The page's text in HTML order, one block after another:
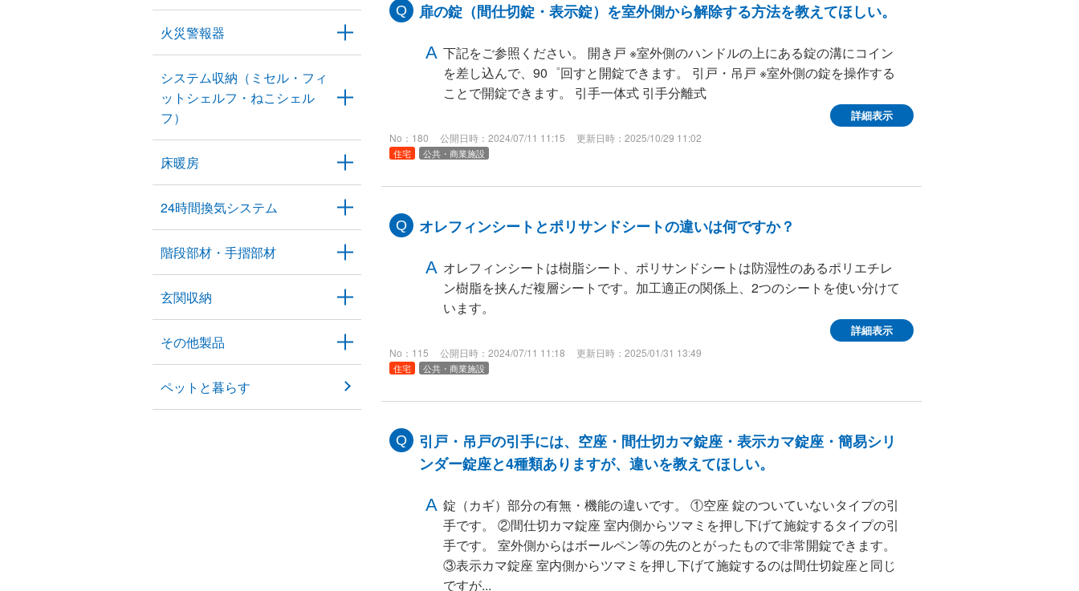
火災警報器
システム収納（ミセル・フィ
ットシェルフ・ねこシェル
フ）
床暖房
24時間換気システム
階段部材・手摺部材
玄関収納
その他製品
ペットと暮らす
扉の錠（間仕切錠・表示錠）を室外側から解除する方法を教えてほしい。
下記をご参照ください。 開き戸 ※室外側のハンドルの上にある錠の溝にコイン
を差し込んで、90゜回すと開錠できます。 引戸・吊戸 ※室外側の錠を操作する
ことで開錠できます。 引手一体式 引手分離式
詳細表示
No：180 公開日時：2024/07/11 11:15 更新日時：2025/10/29 11:02
住宅 公共・商業施設
オレフィンシートとポリサンドシートの違いは何ですか？
オレフィンシートは樹脂シート、ポリサンドシートは防湿性のあるポリエチレ
ン樹脂を挟んだ複層シートです。加工適正の関係上、2つのシートを使い分けて
います。
詳細表示
No：115 公開日時：2024/07/11 11:18 更新日時：2025/01/31 13:49
住宅 公共・商業施設
引戸・吊戸の引手には、空座・間仕切カマ錠座・表示カマ錠座・簡易シリ
ンダー錠座と4種類ありますが、違いを教えてほしい。
錠（カギ）部分の有無・機能の違いです。 ①空座 錠のついていないタイプの引
手です。 ②間仕切カマ錠座 室内側からツマミを押し下げて施錠するタイプの引
手です。 室外側からはボールペン等の先のとがったもので非常開錠できます。
③表示カマ錠座 室内側からツマミを押し下げて施錠するのは間仕切錠座と同じ
ですが...